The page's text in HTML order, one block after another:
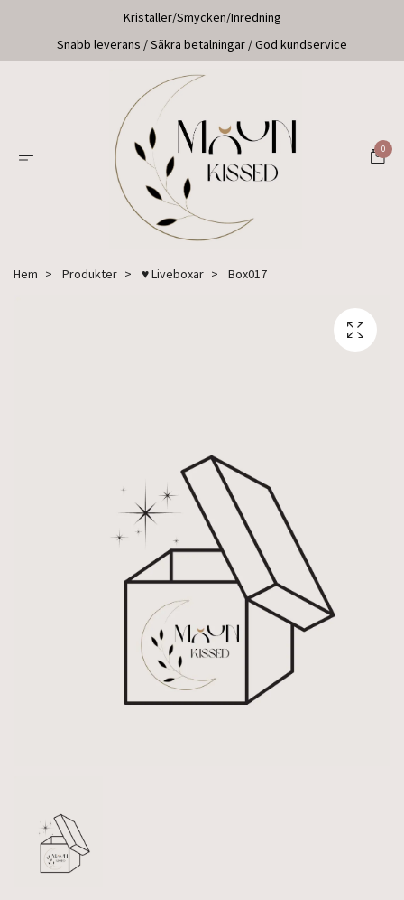
Kristaller/Smycken/Inredning
Snabb leverans / Säkra betalningar / God kundservice
0
Hem Produkter ♥ Liveboxar Box017